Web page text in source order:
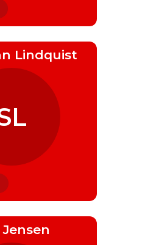
Lindquist
Jensen